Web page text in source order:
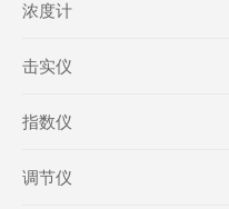
浓度计
击实仪
指数仪
调节仪